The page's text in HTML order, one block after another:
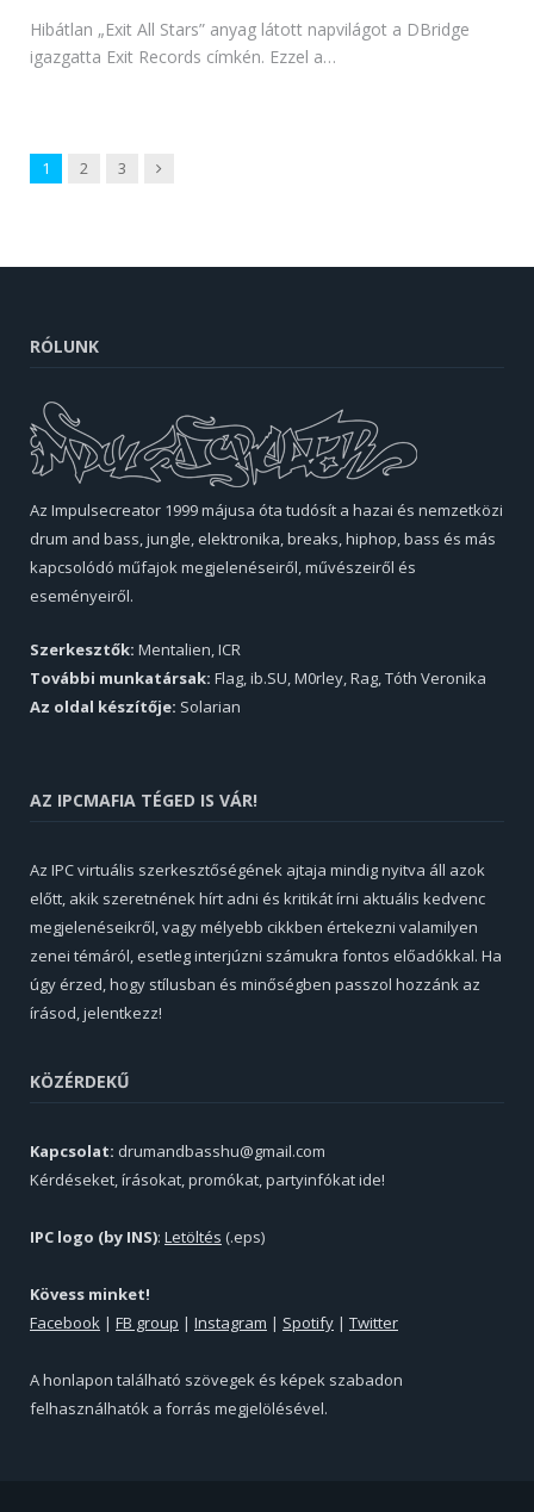
Hibátlan „Exit All Stars” anyag látott napvilágot a DBridge
igazgatta Exit Records címkén. Ezzel a…
1 2 3 Next
RÓLUNK
Az Impulsecreator 1999 májusa óta tudósít a hazai és nemzetközi
drum and bass, jungle, elektronika, breaks, hiphop, bass és más
kapcsolódó műfajok megjelenéseiről, művészeiről és
eseményeiről.
Szerkesztők: Mentalien, ICR
További munkatársak: Flag, ib.SU, M0rley, Rag, Tóth Veronika
Az oldal készítője: Solarian
AZ IPCMAFIA TÉGED IS VÁR!
Az IPC virtuális szerkesztőségének ajtaja mindig nyitva áll azok
előtt, akik szeretnének hírt adni és kritikát írni aktuális kedvenc
megjelenéseikről, vagy mélyebb cikkben értekezni valamilyen
zenei témáról, esetleg interjúzni számukra fontos előadókkal. Ha
úgy érzed, hogy stílusban és minőségben passzol hozzánk az
írásod, jelentkezz!
KÖZÉRDEKŰ
Kapcsolat: drumandbasshu@gmail.com
Kérdéseket, írásokat, promókat, partyinfókat ide!
IPC logo (by INS): Letöltés (.eps)
Kövess minket!
Facebook | FB group | Instagram | Spotify | Twitter
A honlapon található szövegek és képek szabadon
felhasználhatók a forrás megjelölésével.